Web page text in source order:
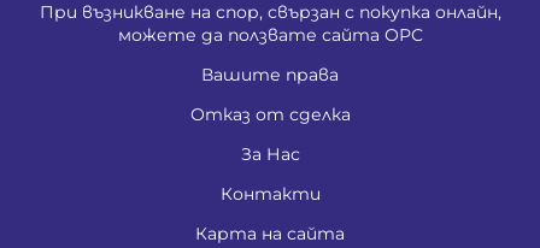
При възникване на спор, свързан с покупка онлайн,
можете да ползвате сайта ОРС
Вашите права
Отказ от сделка
За Нас
Контакти
Карта на сайта